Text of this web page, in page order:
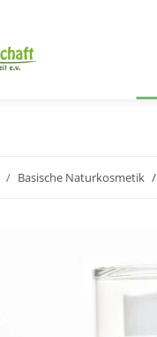
Basische Naturkosmetik